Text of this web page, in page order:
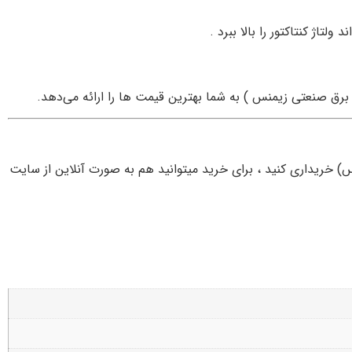
کنتاکتور را بالا ببرد .
صنعتی زیمنس ) به شما بهترین قیمت ها را ارائه می‌دهد.
کنید ، برای خرید میتوانید هم به صورت آنلاین از سایت